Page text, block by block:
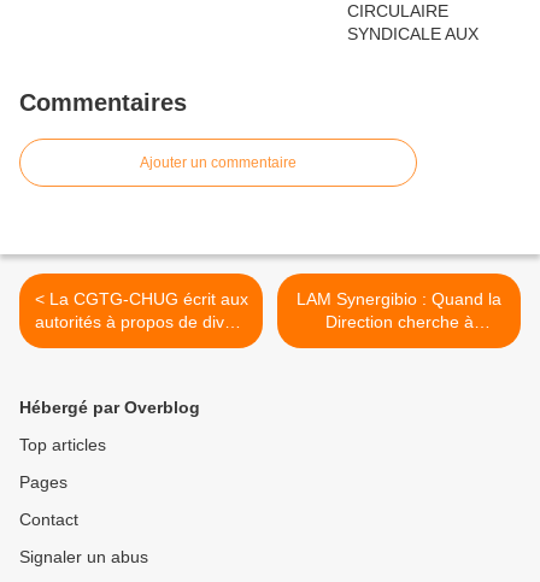
Commentaires
Ajouter un commentaire
< La CGTG-CHUG écrit aux
autorités à propos de divers
dysfonctionnements
LAM Synergibio : Quand la
Direction cherche à
intimider après son échec
Hébergé par Overblog
Top articles
Pages
Contact
Signaler un abus